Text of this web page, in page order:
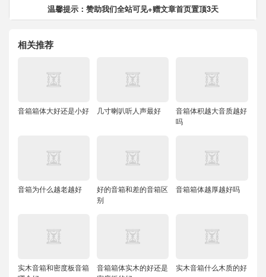
温馨提示：赞助我们全站可见+赠文章首页置顶3天
相关推荐
音箱箱体大好还是小好 几寸喇叭听人声最好
音箱体积越大音质越好
吗
音箱为什么越老越好
好的音箱和差的音箱区
别
音箱箱体越厚越好吗
实木音箱和密度板音箱
音箱箱体实木的好还是
实木音箱什么木质的好